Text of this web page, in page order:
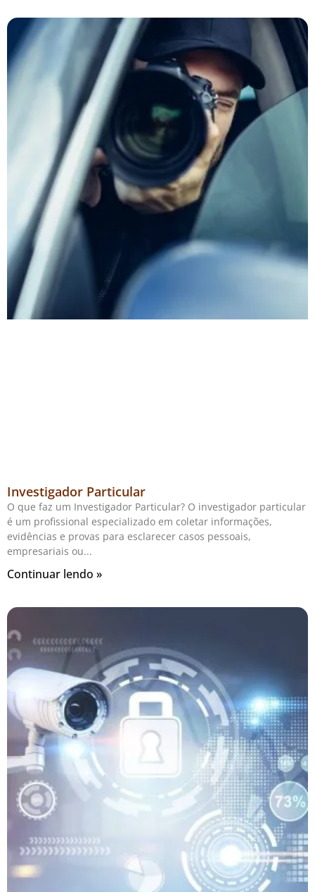
Investigador Particular
O que faz um Investigador Particular? O investigador particular
é um profissional especializado em coletar informações,
evidências e provas para esclarecer casos pessoais,
empresariais ou
Continuar lendo »